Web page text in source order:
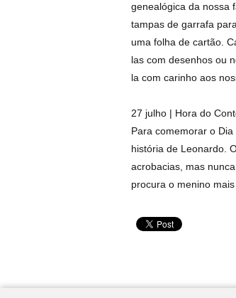
genealógica da nossa
tampas de garrafa
uma folha de cartão.
las com desenhos ou
la com carinho aos
27 julho | Hora do
Para comemorar o
história de Leonardo.
acrobacias, mas
procura o menino